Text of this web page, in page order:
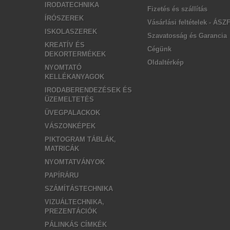
IRODATECHNIKA
ÍRÓSZEREK
ISKOLASZEREK
KREATÍV ÉS
DEKORTERMÉKEK
NYOMTATÓ
KELLÉKANYAGOK
IRODABERENDEZÉSEK ÉS
ÜZEMELTETÉS
ÜVEGPALACKOK
VÁSZONKÉPEK
PIKTOGRAM TÁBLÁK,
MATRICÁK
NYOMTATVÁNYOK
PAPÍRÁRU
SZÁMÍTÁSTECHNIKA
VIZUÁLTECHNIKA,
PREZENTÁCIÓK
PÁLINKÁS CÍMKÉK
Fizetés és szállítás
Vásárlási feltételek - ÁSZF
Szavatosság és Garancia
Cégünk
Oldaltérkép